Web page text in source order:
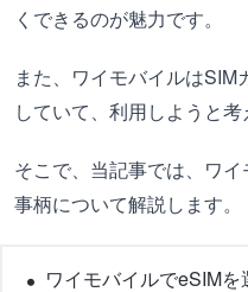
くできるのが魅力です。
また、ワイモバイルは
していて、利用しようと考
そこで、当記事では、ワ
事柄について解説します。
ワイモバイルでeSIM